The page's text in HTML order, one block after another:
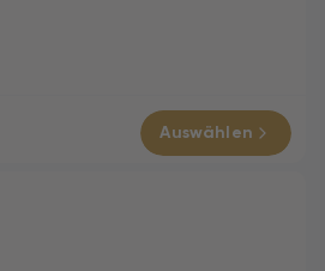
01h 50m
Auswählen